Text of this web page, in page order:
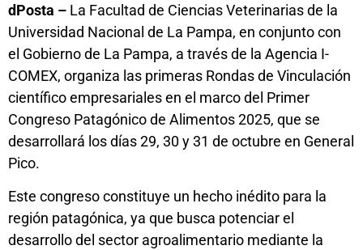
dPosta – La Facultad de Ciencias Veterinarias de la
Universidad Nacional de La Pampa, en conjunto con
el Gobierno de La Pampa, a través de la Agencia I-
COMEX, organiza las primeras Rondas de Vinculación
científico empresariales en el marco del Primer
Congreso Patagónico de Alimentos 2025, que se
desarrollará los días 29, 30 y 31 de octubre en General
Pico.
Este congreso constituye un hecho inédito para la
región patagónica, ya que busca potenciar el
desarrollo del sector agroalimentario mediante la